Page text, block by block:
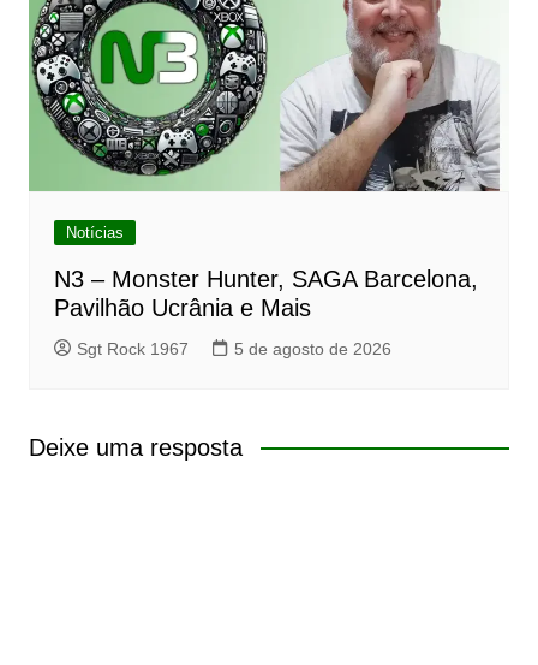
Notícias
N3 – Monster Hunter, SAGA Barcelona,
Pavilhão Ucrânia e Mais
Sgt Rock 1967 5 de agosto de 2026
Deixe uma resposta